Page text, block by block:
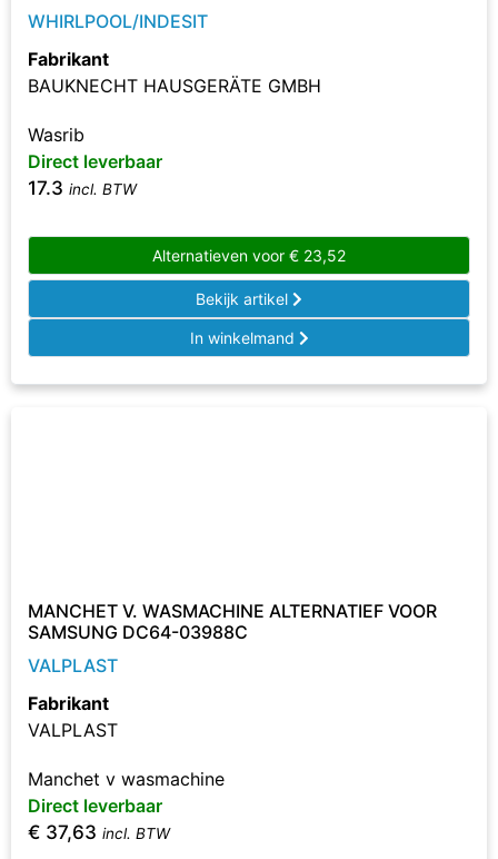
WHIRLPOOL/INDESIT
Fabrikant
BAUKNECHT HAUSGERÄTE GMBH
Wasrib
Direct leverbaar
17.3 incl. BTW
Alternatieven voor € 23,52
Bekijk artikel
In winkelmand
MANCHET V. WASMACHINE ALTERNATIEF VOOR
SAMSUNG DC64-03988C
VALPLAST
Fabrikant
VALPLAST
Manchet v wasmachine
Direct leverbaar
€ 37,63 incl. BTW